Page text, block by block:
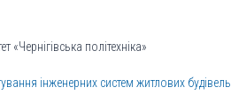
«Чернігівська політехніка»
інженерних систем житлових будівель